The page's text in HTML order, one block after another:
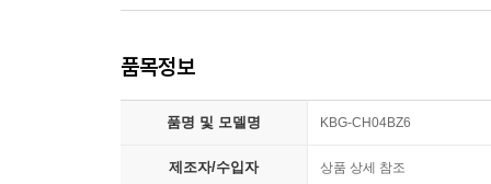
품목정보
품명 및 모델명 KBG-CH04BZ6
제조자/수입자 상품 상세 참조